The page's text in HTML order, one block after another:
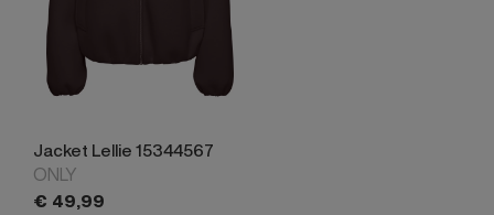
Jacket Lellie 15344567
ONLY
€ 49,99